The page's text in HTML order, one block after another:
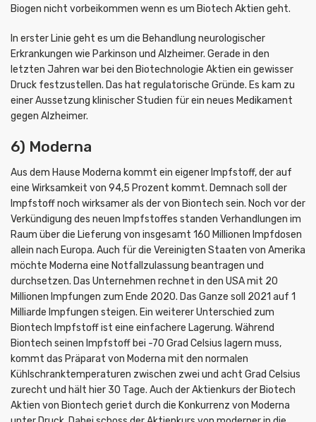
Biogen nicht vorbeikommen wenn es um Biotech Aktien geht.
In erster Linie geht es um die Behandlung neurologischer
Erkrankungen wie Parkinson und Alzheimer. Gerade in den
letzten Jahren war bei den Biotechnologie Aktien ein gewisser
Druck festzustellen. Das hat regulatorische Gründe. Es kam zu
einer Aussetzung klinischer Studien für ein neues Medikament
gegen Alzheimer.
6) Moderna
Aus dem Hause Moderna kommt ein eigener Impfstoff, der auf
eine Wirksamkeit von 94,5 Prozent kommt. Demnach soll der
Impfstoff noch wirksamer als der von Biontech sein. Noch vor der
Verkündigung des neuen Impfstoffes standen Verhandlungen im
Raum über die Lieferung von insgesamt 160 Millionen Impfdosen
allein nach Europa. Auch für die Vereinigten Staaten von Amerika
möchte Moderna eine Notfallzulassung beantragen und
durchsetzen. Das Unternehmen rechnet in den USA mit 20
Millionen Impfungen zum Ende 2020. Das Ganze soll 2021 auf 1
Milliarde Impfungen steigen. Ein weiterer Unterschied zum
Biontech Impfstoff ist eine einfachere Lagerung. Während
Biontech seinen Impfstoff bei -70 Grad Celsius lagern muss,
kommt das Präparat von Moderna mit den normalen
Kühlschranktemperaturen zwischen zwei und acht Grad Celsius
zurecht und hält hier 30 Tage. Auch der Aktienkurs der Biotech
Aktien von Biontech geriet durch die Konkurrenz von Moderna